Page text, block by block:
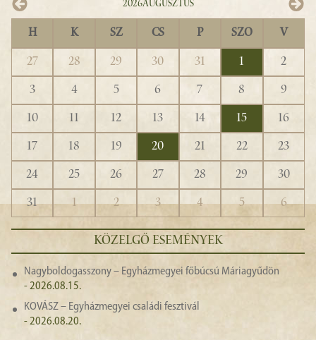
2026Augusztus
H K SZ CS P SZO V
27 28 29 30 31 1
2
3
4 5 6 7 8
9
10
11 12 13 14 15
16
17
18 19 20 21 22
23
24
25 26 27 28 29
30
31
1 2 3 4 5 6
KÖZELGŐ ESEMÉNYEK
Nagyboldogasszony – Egyházmegyei főbúcsú Máriagyűdön
- 2026.08.15.
KOVÁSZ – Egyházmegyei családi fesztivál
- 2026.08.20.